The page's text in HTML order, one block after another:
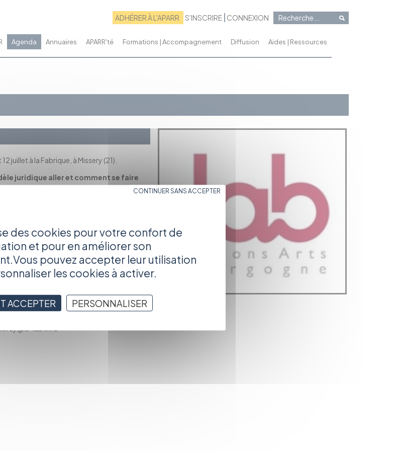
ADHÉRER À L'APARR S'INSCRIRE CONNEXION
Agenda Annuaires APARR'té Formations | Accompagnement Diffusion Aides | Ressources
juillet à la Fabrique, à Missery (21).
juridique aller et comment se faire
de Benjamin Magnen ; cette soirée
(DLA) et un réseau de finance
: une étape phare pour les porteurs de
? Comment co-construire sur un
au service des populations ?
lab.info
des cookies pour votre confort de
et pour en améliorer son
pouvez accepter leur utilisation
les cookies à activer.
ACCEPTER
CONTINUER SANS ACCEPTER
PERSONNALISER